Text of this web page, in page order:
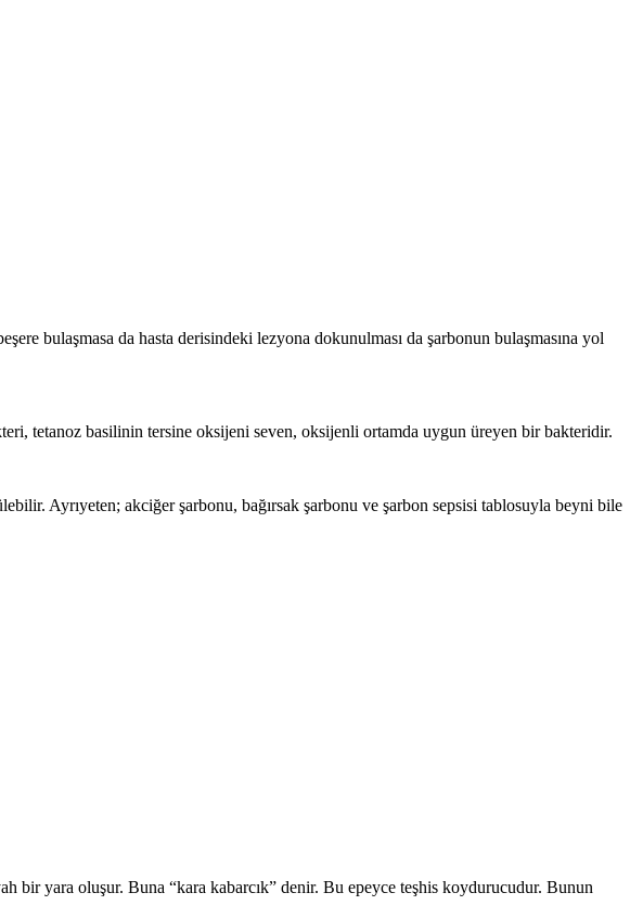
bulaşmasa da hasta derisindeki lezyona dokunulması da şarbonun bulaşmasına yol
tetanoz basilinin tersine oksijeni seven, oksijenli ortamda uygun üreyen bir bakteridir.
Ayrıyeten; akciğer şarbonu, bağırsak şarbonu ve şarbon sepsisi tablosuyla beyni bile
bir yara oluşur. Buna “kara kabarcık” denir. Bu epeyce teşhis koydurucudur. Bunun